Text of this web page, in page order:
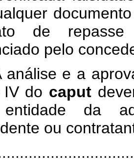
de repasse
pelo
análise e a
IV do caput
da
ou